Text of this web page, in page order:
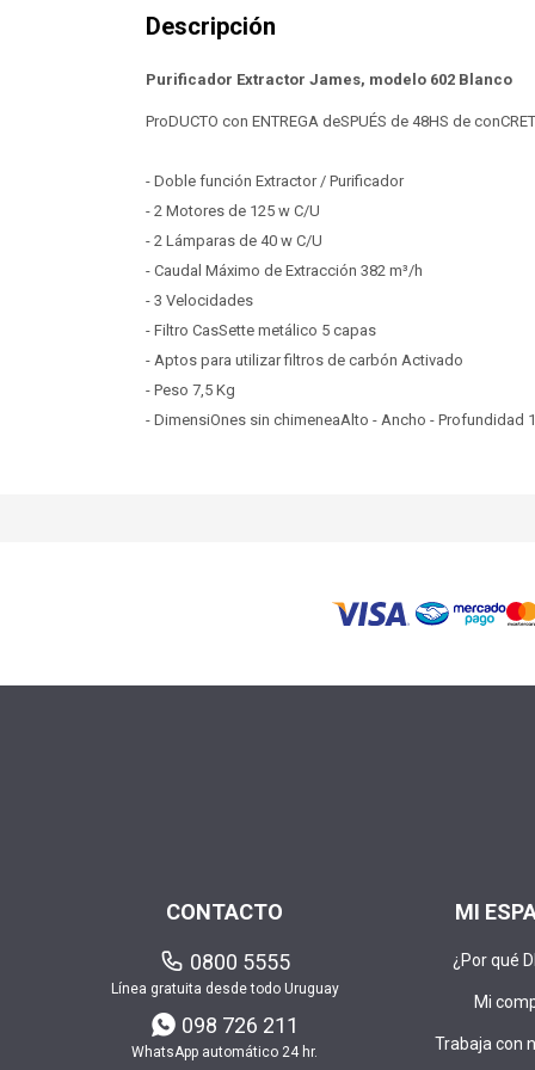
Purificador Extractor James, modelo 602 Blanco
ProDUCTO con ENTREGA deSPUÉS de 48HS de
- Doble función Extractor / Purificador
- 2 Motores de 125 w C/U
- 2 Lámparas de 40 w C/U
- Caudal Máximo de Extracción 382 m³/h
- 3 Velocidades
- Filtro CasSette metálico 5 capas
- Aptos para utilizar filtros de carbón Activado
- Peso 7,5 Kg
- DimensiOnes sin chimeneaAlto - Ancho - Profundidad
MI
¿Por qué
Mi
Trabaja con
CONTACTO
0800 5555
Línea gratuita desde todo Uruguay
098 726 211
WhatsApp automático 24 hr.